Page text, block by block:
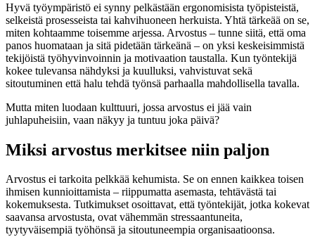
Hyvä työympäristö ei synny pelkästään ergonomisista työpisteistä,
selkeistä prosesseista tai kahvihuoneen herkuista. Yhtä tärkeää on se,
miten kohtaamme toisemme arjessa. Arvostus – tunne siitä, että oma
panos huomataan ja sitä pidetään tärkeänä – on yksi keskeisimmistä
tekijöistä työhyvinvoinnin ja motivaation taustalla. Kun työntekijä
kokee tulevansa nähdyksi ja kuulluksi, vahvistuvat sekä
sitoutuminen että halu tehdä työnsä parhaalla mahdollisella tavalla.
Mutta miten luodaan kulttuuri, jossa arvostus ei jää vain
juhlapuheisiin, vaan näkyy ja tuntuu joka päivä?
Miksi arvostus merkitsee niin paljon
Arvostus ei tarkoita pelkkää kehumista. Se on ennen kaikkea toisen
ihmisen kunnioittamista – riippumatta asemasta, tehtävästä tai
kokemuksesta. Tutkimukset osoittavat, että työntekijät, jotka kokevat
saavansa arvostusta, ovat vähemmän stressaantuneita,
tyytyväisempiä työhönsä ja sitoutuneempia organisaatioonsa.